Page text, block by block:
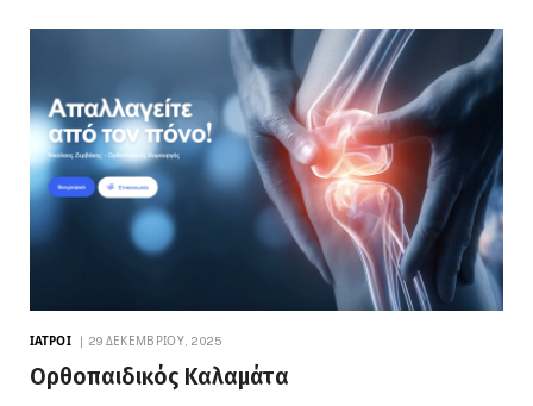
ΙΑΤΡΟΊ 29 ΔΕΚΕΜΒΡΊΟΥ, 2025
Ορθοπαιδικός Καλαμάτα